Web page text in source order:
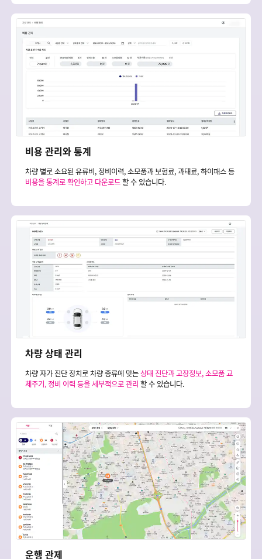
비용 관리와 통계
차량 별로 소요된 유류비, 정비이력, 소모품과 보험료, 과태료, 하이패스 등
비용을 통계로 확인하고 다운로드할 수 있습니다.
차량 상태 관리
차량 자가 진단 장치로 차량 종류에 맞는상태 진단과 고장정보, 소모품 교
체주기, 정비 이력 등을 세부적으로 관리 할 수 있습니다.
운행 관제